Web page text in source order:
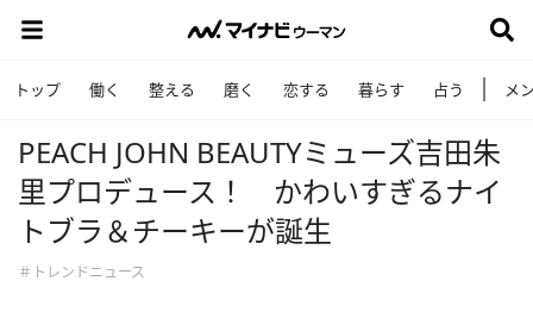
トップ 働く 整える 磨く 恋する 暮らす 占う メ
PEACH JOHN BEAUTYミューズ吉田朱
里プロデュース！ かわいすぎるナイ
トブラ＆チーキーが誕生
＃トレンドニュース